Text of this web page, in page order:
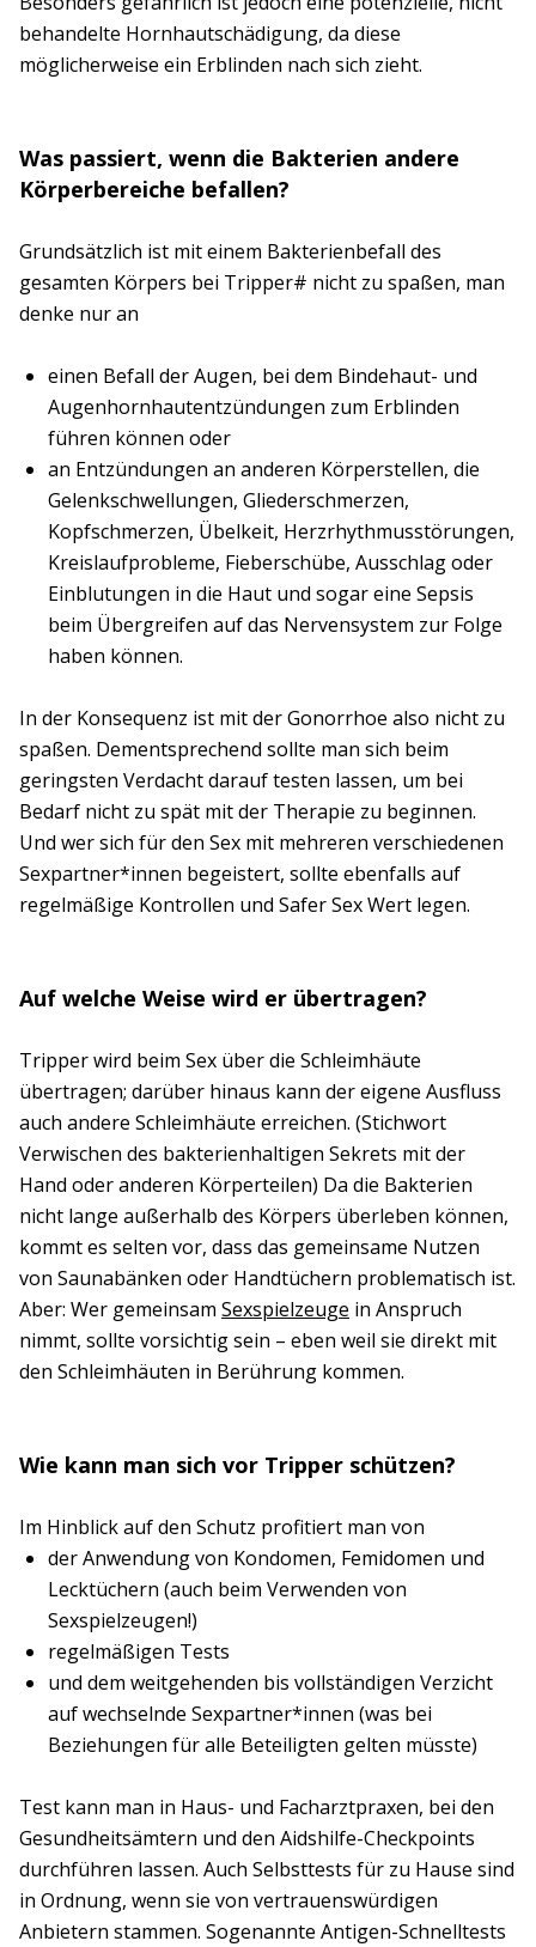
behandelte Hornhautschädigung, da diese
möglicherweise ein Erblinden nach sich zieht.
Was passiert, wenn die Bakterien andere
Körperbereiche befallen?
Grundsätzlich ist mit einem Bakterienbefall des
gesamten Körpers bei Tripper# nicht zu spaßen, man
denke nur an
einen Befall der Augen, bei dem Bindehaut- und
Augenhornhautentzündungen zum Erblinden
führen können oder
an Entzündungen an anderen Körperstellen, die
Gelenkschwellungen, Gliederschmerzen,
Kopfschmerzen, Übelkeit, Herzrhythmusstörungen,
Kreislaufprobleme, Fieberschübe, Ausschlag oder
Einblutungen in die Haut und sogar eine Sepsis
beim Übergreifen auf das Nervensystem zur Folge
haben können.
In der Konsequenz ist mit der Gonorrhoe also nicht zu
spaßen. Dementsprechend sollte man sich beim
geringsten Verdacht darauf testen lassen, um bei
Bedarf nicht zu spät mit der Therapie zu beginnen.
Und wer sich für den Sex mit mehreren verschiedenen
Sexpartner*innen begeistert, sollte ebenfalls auf
regelmäßige Kontrollen und Safer Sex Wert legen.
Auf welche Weise wird er übertragen?
Tripper wird beim Sex über die Schleimhäute
übertragen; darüber hinaus kann der eigene Ausfluss
auch andere Schleimhäute erreichen. (Stichwort
Verwischen des bakterienhaltigen Sekrets mit der
Hand oder anderen Körperteilen) Da die Bakterien
nicht lange außerhalb des Körpers überleben können,
kommt es selten vor, dass das gemeinsame Nutzen
von Saunabänken oder Handtüchern problematisch ist.
Aber: Wer gemeinsam Sexspielzeuge in Anspruch
nimmt, sollte vorsichtig sein – eben weil sie direkt mit
den Schleimhäuten in Berührung kommen.
Wie kann man sich vor Tripper schützen?
Im Hinblick auf den Schutz profitiert man von
der Anwendung von Kondomen, Femidomen und
Lecktüchern (auch beim Verwenden von
Sexspielzeugen!)
regelmäßigen Tests
und dem weitgehenden bis vollständigen Verzicht
auf wechselnde Sexpartner*innen (was bei
Beziehungen für alle Beteiligten gelten müsste)
Test kann man in Haus- und Facharztpraxen, bei den
Gesundheitsämtern und den Aidshilfe-Checkpoints
durchführen lassen. Auch Selbsttests für zu Hause sind
in Ordnung, wenn sie von vertrauenswürdigen
Anbietern stammen. Sogenannte Antigen-Schnelltests